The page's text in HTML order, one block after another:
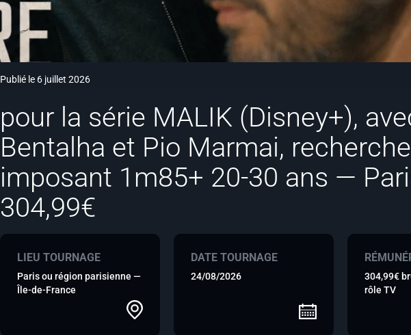
Publié le 6 juillet 2026
pour la série MALIK (Disney+),
Bentalha et Pio Marmai,
imposant 1m85+ 20-30 ans —
304,99€
LIEU TOURNAGE
Paris ou région parisienne —
Île-de-France
DATE TOURNAGE
24/08/2026
304,99€
rôle TV